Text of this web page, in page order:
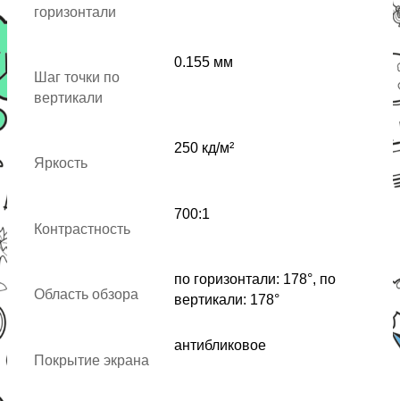
горизонтали
Шаг точки по
вертикали
0.155 мм
Яркость
250 кд/м²
Контрастность
700:1
Область обзора
по горизонтали: 178°, по
вертикали: 178°
Покрытие экрана
антибликовое